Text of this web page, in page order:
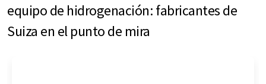
equipo de hidrogenación: fabricantes de
Suiza en el punto de mira